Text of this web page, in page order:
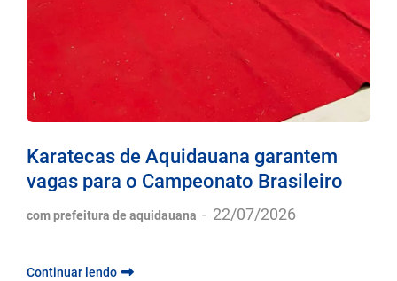
Karatecas de Aquidauana garantem
vagas para o Campeonato Brasileiro
com prefeitura de aquidauana - 22/07/2026
Continuar lendo